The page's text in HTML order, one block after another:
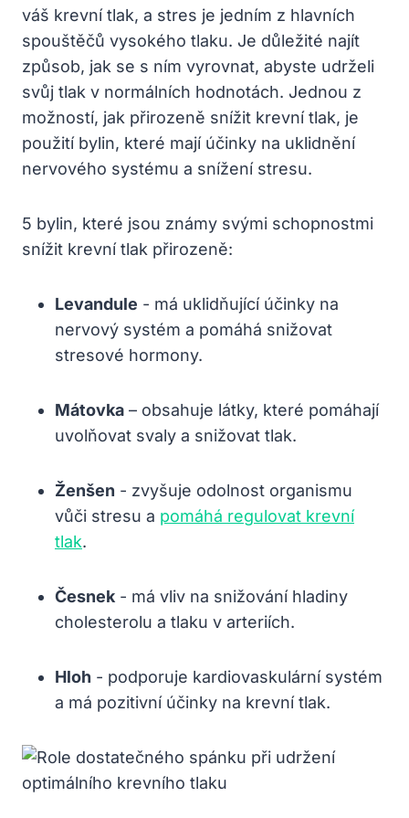
váš ‍krevní ‍tlak, a stres je ⁣jedním ‍z hlavních
spouštěčů vysokého ⁤tlaku. Je⁢ důležité​ najít
způsob, jak ​se s⁢ ním vyrovnat, abyste udrželi
svůj tlak v⁤ normálních hodnotách. Jednou z
‌možností, jak přirozeně snížit‌ krevní tlak, je
použití ⁣bylin, které mají ⁢účinky ​na uklidnění
nervového systému a snížení stresu.
5 bylin,⁣ které jsou známy svými schopnostmi‍
snížit krevní tlak přirozeně:
Levandule ⁢- má ​uklidňující účinky na
nervový systém a pomáhá ​snižovat
stresové hormony.
Mátovka – obsahuje látky, které pomáhají
‌uvolňovat svaly a ‌snižovat tlak.
Ženšen -‌ zvyšuje odolnost ‌organismu
vůči stresu​ a ⁣ pomáhá regulovat krevní
tlak.
Česnek ⁣- má ⁢vliv na snižování hladiny​
cholesterolu a tlaku v arteriích.
Hloh ⁢- podporuje kardiovaskulární⁣ systém⁤
a má pozitivní účinky na krevní tlak.